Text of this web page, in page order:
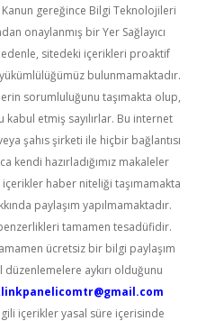
Kanun gereğince Bilgi Teknolojileri
onaylanmış bir Yer Sağlayıcı
sitedeki içerikleri proaktif
bulunmamaktadır.
sorumluluğunu taşımakta olup,
etmiş sayılırlar. Bu internet
şahıs şirketi ile hiçbir bağlantısı
kendi hazırladığımız makaleler
haber niteliği taşımamakta
paylaşım yapılmamaktadır.
tamamen tesadüfidir.
ücretsiz bir bilgi paylaşım
aykırı olduğunu
içerikler yasal süre içerisinde